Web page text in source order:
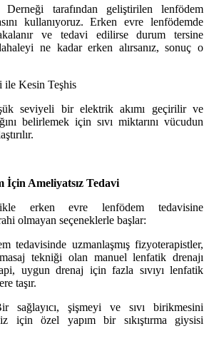
Derneği tarafından geliştirilen lenfödem
kullanıyoruz. Erken evre lenfödemde
ve tedavi edilirse durum tersine
ne kadar erken alırsanız, sonuç o
ile Kesin Teşhis
seviyeli bir elektrik akımı geçirilir ve
belirlemek için sıvı miktarını vücudun
Ameliyatsız Tedavi
erken evre lenfödem tedavisine
olmayan seçeneklerle başlar:
tedavisinde uzmanlaşmış fizyoterapistler,
tekniği olan manuel lenfatik drenajı
uygun drenaj için fazla sıvıyı lenfatik
taşır.
sağlayıcı, şişmeyi ve sıvı birikmesini
için özel yapım bir sıkıştırma giysisi